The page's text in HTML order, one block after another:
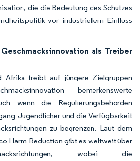
die die Bedeutung des Schutzes
vor industriellem Einfluss
als Treiber
Afrika treibt auf jüngere Zielgruppen
bemerkenswerte
wenn die Regulierungsbehörden
Jugendlicher und die Verfügbarkeit
zu begrenzen. Laut dem
Harm Reduction gibt es weltweit über
wobei die